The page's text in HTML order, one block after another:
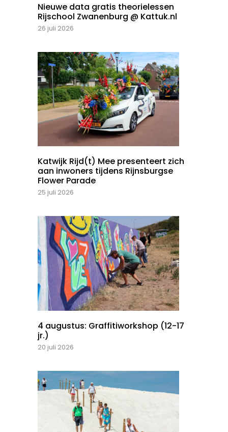
Nieuwe data gratis theorielessen
Rijschool Zwanenburg @ Kattuk.nl
26 juli 2026
Katwijk Rijd(t) Mee presenteert zich
aan inwoners tijdens Rijnsburgse
Flower Parade
25 juli 2026
4 augustus: Graffitiworkshop (12-17
jr.)
20 juli 2026